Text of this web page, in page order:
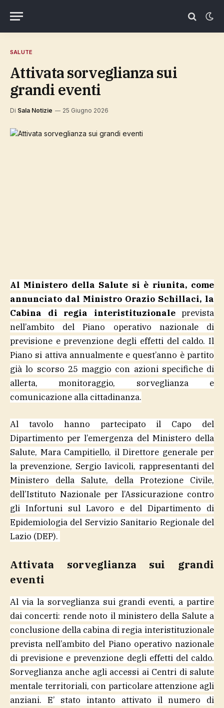
SALUTE
Attivata sorveglianza sui
grandi eventi
Di Sala Notizie 25 Giugno 2026
Al Ministero della Salute si è riunita, come
annunciato dal Ministro Orazio Schillaci, la
Cabina di regia interistituzionaleprevista
nell’ambito del Piano operativo nazionale di
previsione e prevenzione degli effetti del caldo. Il
Piano si attiva annualmente e quest’anno è partito
già lo scorso 25 maggio con azioni specifiche di
allerta, monitoraggio, sorveglianza e
comunicazione alla cittadinanza.
Al tavolo hanno partecipato il Capo del
Dipartimento per l’emergenza del Ministero della
Salute, Mara Campitiello, il Direttore generale per
la prevenzione, Sergio Iavicoli, rappresentanti del
Ministero della Salute, della Protezione Civile,
dell’Istituto Nazionale per l’Assicurazione contro
gli Infortuni sul Lavoro e del Dipartimento di
Epidemiologia del Servizio Sanitario Regionale del
Lazio (DEP).
Attivata sorveglianza sui grandi
eventi
Al via la sorveglianza sui grandi eventi, a partire
dai concerti: rende noto il ministero della Salute a
conclusione della cabina di regia interistituzionale
prevista nell’ambito del Piano operativo nazionale
di previsione e prevenzione degli effetti del caldo.
Sorveglianza anche agli accessi ai Centri di salute
mentale territoriali, con particolare attenzione agli
anziani. E’ stato intanto attivato il numero di